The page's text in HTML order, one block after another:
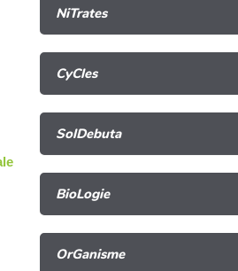
NiTrates
CyCles
SolDebuta
BioLogie
OrGanisme